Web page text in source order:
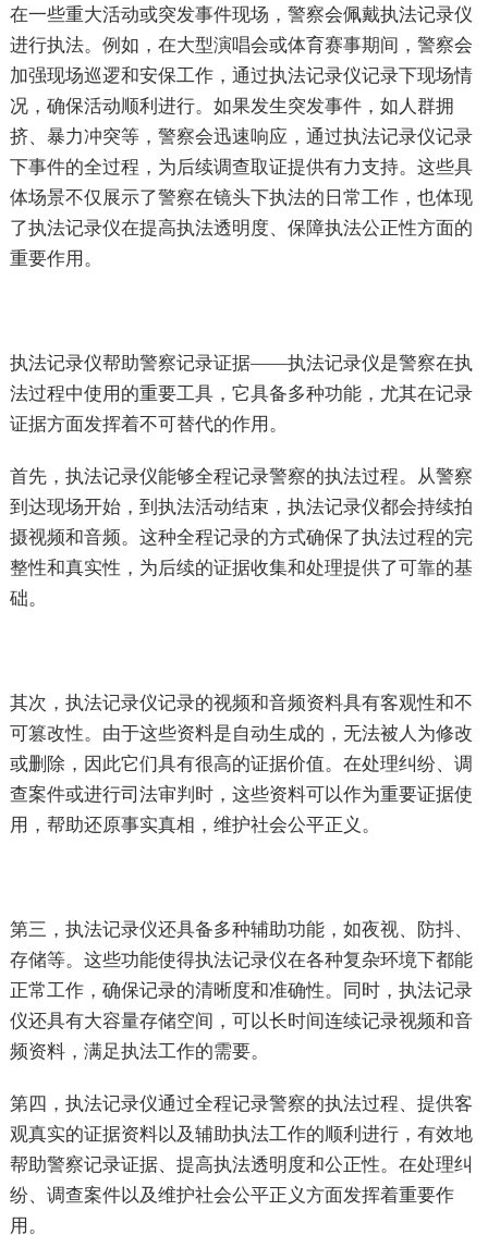
在一些重大活动或突发事件现场，警察会佩戴执法记录仪
进行执法。例如，在大型演唱会或体育赛事期间，警察会
加强现场巡逻和安保工作，通过执法记录仪记录下现场情
况，确保活动顺利进行。如果发生突发事件，如人群拥
挤、暴力冲突等，警察会迅速响应，通过执法记录仪记录
下事件的全过程，为后续调查取证提供有力支持。这些具
体场景不仅展示了警察在镜头下执法的日常工作，也体现
了执法记录仪在提高执法透明度、保障执法公正性方面的
重要作用。
执法记录仪帮助警察记录证据——执法记录仪是警察在执
法过程中使用的重要工具，它具备多种功能，尤其在记录
证据方面发挥着不可替代的作用。
首先，执法记录仪能够全程记录警察的执法过程。从警察
到达现场开始，到执法活动结束，执法记录仪都会持续拍
摄视频和音频。这种全程记录的方式确保了执法过程的完
整性和真实性，为后续的证据收集和处理提供了可靠的基
础。
其次，执法记录仪记录的视频和音频资料具有客观性和不
可篡改性。由于这些资料是自动生成的，无法被人为修改
或删除，因此它们具有很高的证据价值。在处理纠纷、调
查案件或进行司法审判时，这些资料可以作为重要证据使
用，帮助还原事实真相，维护社会公平正义。
第三，执法记录仪还具备多种辅助功能，如夜视、防抖、
存储等。这些功能使得执法记录仪在各种复杂环境下都能
正常工作，确保记录的清晰度和准确性。同时，执法记录
仪还具有大容量存储空间，可以长时间连续记录视频和音
频资料，满足执法工作的需要。
第四，执法记录仪通过全程记录警察的执法过程、提供客
观真实的证据资料以及辅助执法工作的顺利进行，有效地
帮助警察记录证据、提高执法透明度和公正性。在处理纠
纷、调查案件以及维护社会公平正义方面发挥着重要作
用。